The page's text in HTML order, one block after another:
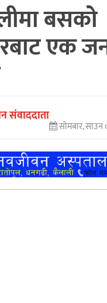
बसको
एक
संवाददाता
सोमबार, साउन